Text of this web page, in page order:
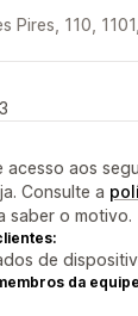
Pires, 110,
acesso aos
Consulte a
saber o motivo.
de
da